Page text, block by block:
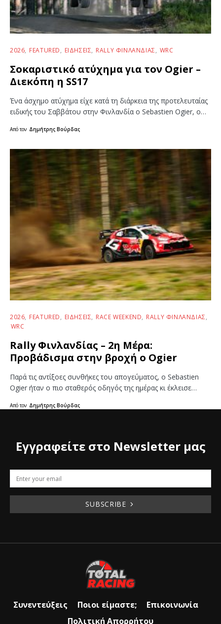
2026 FEATURED ΕΙΔΉΣΕΙΣ RALLY ΦΙΝΛΑΝΔΊΑΣ WRC
Σοκαριστικό ατύχημα για τον Ogier –
Διεκόπη η SS17
Ένα άσχημο ατύχημα είχε κατά τη διάρκεια της προτελευταίας
ειδικής του Σαββάτου στην Φινλανδία ο Sebastien Ogier, ο…
Από τον Δημήτρης Βούρδας
2026 FEATURED ΕΙΔΉΣΕΙΣ RACE WEEKEND
RALLY ΦΙΝΛΑΝΔΊΑΣ
WRC
Rally Φινλανδίας – 2η Μέρα:
Προβάδισμα στην βροχή ο Ogier
Παρά τις αντίξοες συνθήκες του απογεύματος, ο Sebastien
Ogier ήταν ο πιο σταθερός οδηγός της ημέρας κι έκλεισε…
Από τον Δημήτρης Βούρδας
Εγγραφείτε στο Newsletter μας
SUBSCRIBE
Συνεντεύξεις Ποιοι είμαστε;
Επικοινωνία
Πολιτική Απορρήτου